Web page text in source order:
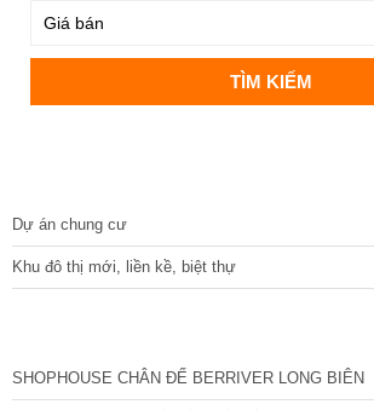
Dự án chung cư
Khu đô thị mới, liền kề, biệt thự
SHOPHOUSE CHÂN ĐẾ BERRIVER LONG BIÊN